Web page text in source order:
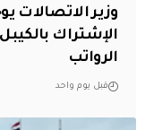
الإشتراك
الرواتب
قبل يوم واحد